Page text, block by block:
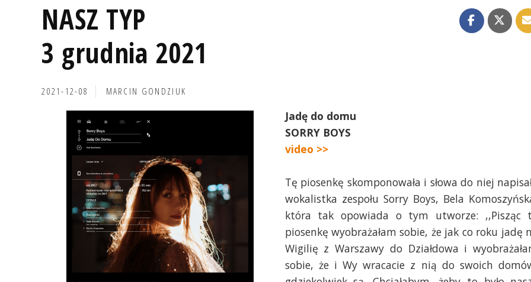
NASZ TYP
3 grudnia 2021
2021-12-08 MARCIN GONDZIUK
Jadę do domu
SORRY BOYS
video >>
Tę piosenkę skomponowała i słowa do niej
wokalistka zespołu Sorry Boys, Bela
która tak opowiada o tym utworze: ,,Pisząc
piosenkę wyobrażałam sobie, że jak co roku jadę
Wigilię z Warszawy do Działdowa i
sobie, że i Wy wracacie z nią do swoich